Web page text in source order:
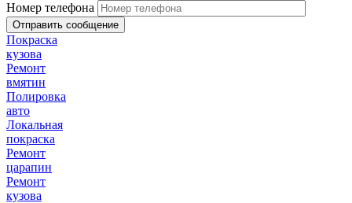
Номер телефона
Покраска
кузова
Ремонт
вмятин
Полировка
авто
Локальная
покраска
Ремонт
царапин
Ремонт
кузова